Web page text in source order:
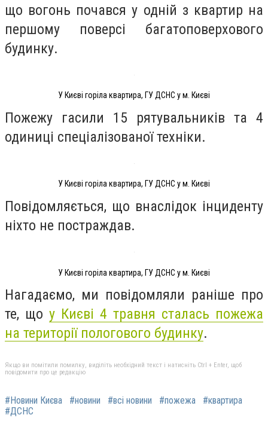
що вогонь почався у одній з квартир на
першому поверсі багатоповерхового
будинку.
У Києві горіла квартира, ГУ ДСНС у м. Києві
Пожежу гасили 15 рятувальників та 4
одиниці спеціалізованої техніки.
У Києві горіла квартира, ГУ ДСНС у м. Києві
Повідомляється, що внаслідок інциденту
ніхто не постраждав.
У Києві горіла квартира, ГУ ДСНС у м. Києві
Нагадаємо, ми повідомляли раніше про
те, що у Києві 4 травня сталась пожежа
на території пологового будинку.
Якщо ви помітили помилку, виділіть необхідний текст і натисніть Ctrl + Enter, щоб
повідомити про це редакцію
#Новини Києва #новини #всі новини #пожежа
#квартира
#ДСНС